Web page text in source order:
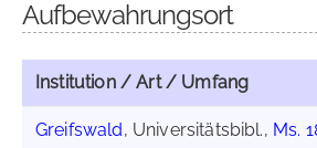
Aufbewahrungsort
Institution / Art / Umfang
Greifswald, Universitätsbibl., Ms.